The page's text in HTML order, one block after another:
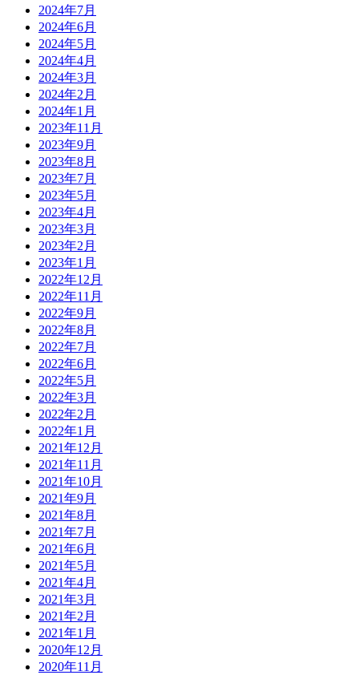
2024年7月
2024年6月
2024年5月
2024年4月
2024年3月
2024年2月
2024年1月
2023年11月
2023年9月
2023年8月
2023年7月
2023年5月
2023年4月
2023年3月
2023年2月
2023年1月
2022年12月
2022年11月
2022年9月
2022年8月
2022年7月
2022年6月
2022年5月
2022年3月
2022年2月
2022年1月
2021年12月
2021年11月
2021年10月
2021年9月
2021年8月
2021年7月
2021年6月
2021年5月
2021年4月
2021年3月
2021年2月
2021年1月
2020年12月
2020年11月